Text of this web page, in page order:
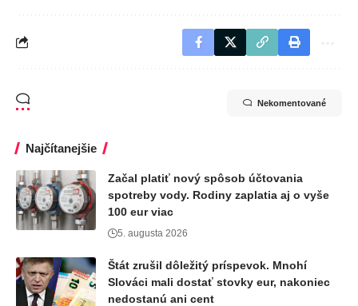
Nekomentované
Najčítanejšie
Začal platiť nový spôsob účtovania
spotreby vody. Rodiny zaplatia aj o vyše
100 eur viac
5. augusta 2026
Štát zrušil dôležitý príspevok. Mnohí
Slováci mali dostať stovky eur, nakoniec
nedostanú ani cent